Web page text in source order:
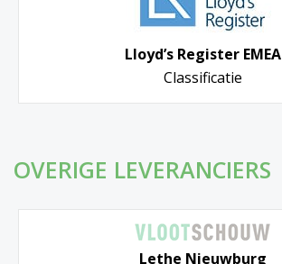
Lloyd’s Register EMEA
Classificatie
OVERIGE LEVERANCIERS
Lethe Nieuwburg